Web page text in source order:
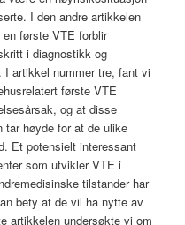
I den andre artikkelen
første VTE forblir
i diagnostikk og
I artikkel nummer tre, fant vi
første VTE
og at disse
tar høyde for at de ulike
Et potensielt interessant
som utvikler VTE i
tilstander har
bety at de vil ha nytte av
artikkelen undersøkte vi om